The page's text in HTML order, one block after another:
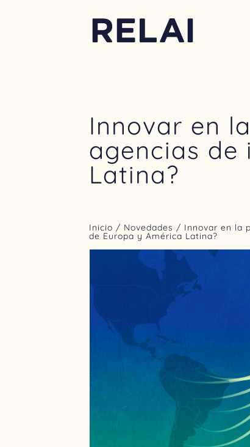
Innovar en
agencias de
Latina?
Inicio / Novedades / Innovar en la
de Europa y América Latina?